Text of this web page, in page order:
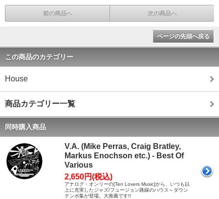
前の商品へ 次の商品へ
ページの先頭へ戻る
この商品のカテゴリー
House
商品カテゴリー一覧
同時購入商品
V.A. (Mike Perras, Craig Bratley,
Markus Enochson etc.) - Best Of
Various
2,650円(税込)
アナログ・オンリーの[Ten Lovers Music]から、いつも以
上に充実したジャズ/フュージョン路線のハウス～ダウン
テンポ集が登場。大推薦です!!